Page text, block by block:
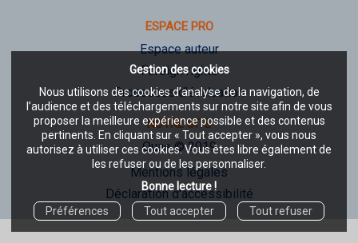
Gestion des cookies
Nous utilisons des cookies d’analyse de la navigation, de
l’audience et des téléchargements sur notre site afin de vous
proposer la meilleure expérience possible et des contenus
pertinents. En cliquant sur « Tout accepter », vous nous
autorisez à utiliser ces cookies. Vous êtes libre également de
les refuser ou de les personnaliser.
Bonne lecture !
Préférences
Tout accepter Tout refuser
ESPACE PRO
Espace auteur
Foreign rights
Processus d'évaluation
NOTRE SITE
Quae © 2019
Mentions légales
Déclaration d'accessibilité